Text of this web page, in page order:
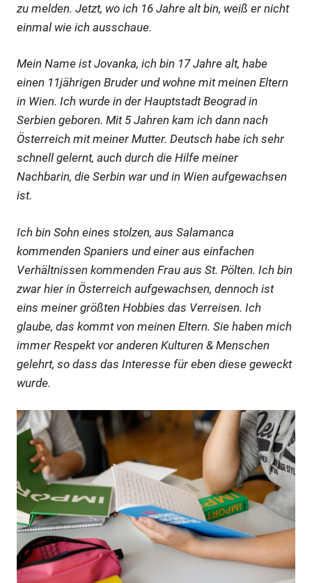
zu melden. Jetzt, wo ich 16 Jahre alt bin, weiß er nicht
einmal wie ich ausschaue.
Mein Name ist Jovanka, ich bin 17 Jahre alt, habe
einen 11jährigen Bruder und wohne mit meinen Eltern
in Wien. Ich wurde in der Hauptstadt Beograd in
Serbien geboren. Mit 5 Jahren kam ich dann nach
Österreich mit meiner Mutter. Deutsch habe ich sehr
schnell gelernt, auch durch die Hilfe meiner
Nachbarin, die Serbin war und in Wien aufgewachsen
ist.
Ich bin Sohn eines stolzen, aus Salamanca
kommenden Spaniers und einer aus einfachen
Verhältnissen kommenden Frau aus St. Pölten. Ich bin
zwar hier in Österreich aufgewachsen, dennoch ist
eins meiner größten Hobbies das Verreisen. Ich
glaube, das kommt von meinen Eltern. Sie haben mich
immer Respekt vor anderen Kulturen & Menschen
gelehrt, so dass das Interesse für eben diese geweckt
wurde.